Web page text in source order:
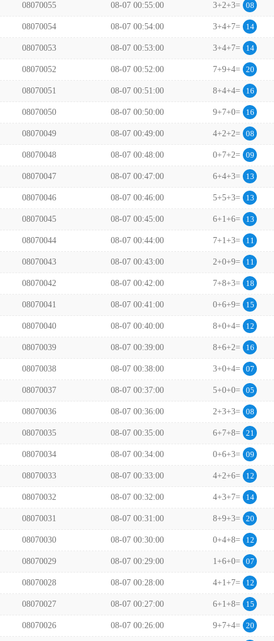
08070055 08-07 00:55:00 3+2+3= 08
08070054 08-07 00:54:00 3+4+7= 14
08070053 08-07 00:53:00 3+4+7= 14
08070052 08-07 00:52:00 7+9+4= 20
08070051 08-07 00:51:00 8+4+4= 16
08070050 08-07 00:50:00 9+7+0= 16
08070049 08-07 00:49:00 4+2+2= 08
08070048 08-07 00:48:00 0+7+2= 09
08070047 08-07 00:47:00 6+4+3= 13
08070046 08-07 00:46:00 5+5+3= 13
08070045 08-07 00:45:00 6+1+6= 13
08070044 08-07 00:44:00 7+1+3= 11
08070043 08-07 00:43:00 2+0+9= 11
08070042 08-07 00:42:00 7+8+3= 18
08070041 08-07 00:41:00 0+6+9= 15
08070040 08-07 00:40:00 8+0+4= 12
08070039 08-07 00:39:00 8+6+2= 16
08070038 08-07 00:38:00 3+0+4= 07
08070037 08-07 00:37:00 5+0+0= 05
08070036 08-07 00:36:00 2+3+3= 08
08070035 08-07 00:35:00 6+7+8= 21
08070034 08-07 00:34:00 0+6+3= 09
08070033 08-07 00:33:00 4+2+6= 12
08070032 08-07 00:32:00 4+3+7= 14
08070031 08-07 00:31:00 8+9+3= 20
08070030 08-07 00:30:00 0+4+8= 12
08070029 08-07 00:29:00 1+6+0= 07
08070028 08-07 00:28:00 4+1+7= 12
08070027 08-07 00:27:00 6+1+8= 15
08070026 08-07 00:26:00 9+7+4= 20